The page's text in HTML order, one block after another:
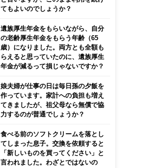
てもよいのでしょうか？
遺族厚生年金をもらいながら、自分
の老齢厚生年金をもらう年齢（65
歳）になりました。両方とも全額も
らえると思っていたのに、遺族厚生
年金が減るって損じゃないですか？
娘夫婦が仕事の日は毎日孫の夕飯を
作っています。家計への負担も増え
てきましたが、祖父母なら無償で協
力するのが普通でしょうか？
食べる前のソフトクリームを落とし
てしまった息子。交換を依頼すると
「新しいものを買ってください」と
言われました。わざとではないの